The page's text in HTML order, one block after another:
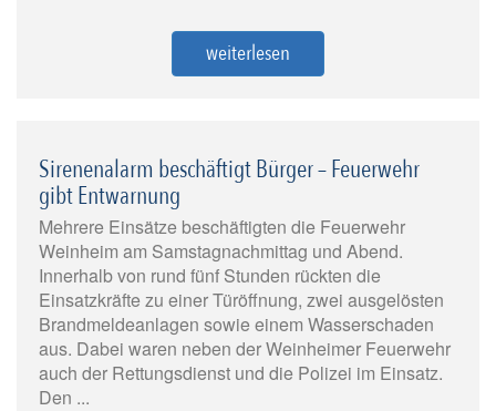
weiterlesen
Sirenenalarm beschäftigt Bürger – Feuerwehr
gibt Entwarnung
Mehrere Einsätze beschäftigten die Feuerwehr
Weinheim am Samstagnachmittag und Abend.
Innerhalb von rund fünf Stunden rückten die
Einsatzkräfte zu einer Türöffnung, zwei ausgelösten
Brandmeldeanlagen sowie einem Wasserschaden
aus. Dabei waren neben der Weinheimer Feuerwehr
auch der Rettungsdienst und die Polizei im Einsatz.
Den ...